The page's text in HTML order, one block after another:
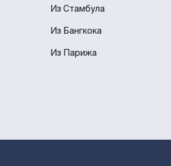
Из Стамбула
Из Бангкока
Из Парижа